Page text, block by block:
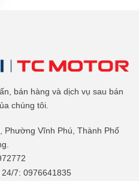
bán hàng và dịch vụ sau bán
chúng tôi.
Phường Vĩnh Phú, Thành Phố
7: 0976641835